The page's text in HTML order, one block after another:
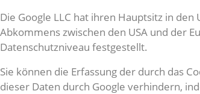
Die Google LLC hat ihren Hauptsitz in
Abkommens zwischen den USA und der
Datenschutzniveau festgestellt.
Sie können die Erfassung der durch das
dieser Daten durch Google verhindern,